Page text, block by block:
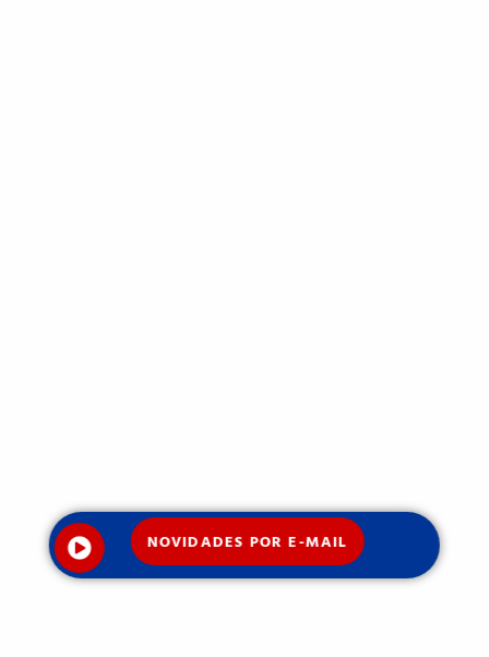
NOVIDADES POR E-MAIL